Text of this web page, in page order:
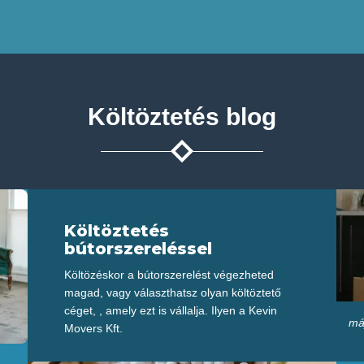
Költöztetés blog
Költöztetés
bútorszereléssel
Költözéskor a bútorszerelést végezheted
magad, vagy választhatsz olyan költöztető
céget, , amely ezt is vállalja. Ilyen a Kevin
Movers Kft.